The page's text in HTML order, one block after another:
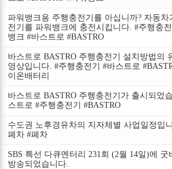
파워뱅크용 주행충전기를 아십니까? 자동차
전기를 파워뱅크에 충전시킵니다. #주행충
뱅크 #바스트로 #BASTRO
바스트로 BASTRO 주행충전기 설치방법의
영상입니다. #주행충전기 #바스트로
이온배터리
바스트로 BASTRO 주행충전기가 출시되었
스트로 #주행충전기 #BASTRO
수도권 노후경유차의 지자체별 사업일정입
폐차 #폐차
SBS 특선 다큐멘터리 231회 (2월 14일)에 굿
방송되었습니다.